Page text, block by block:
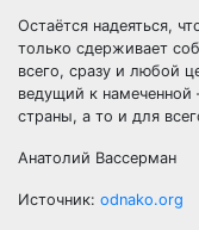
Остаётся надеяться,
только сдерживает
всего, сразу и любой
ведущий к
страны, а то и для
Анатолий Вассерман
Источник: odnako.org